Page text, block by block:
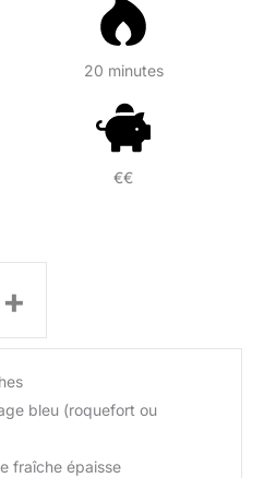
20 minutes
€€
+
bleu (roquefort ou
fraîche épaisse